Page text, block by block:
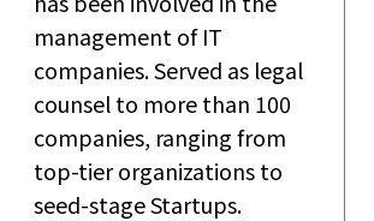
management of IT
companies. Served as legal
counsel to more than 100
companies, ranging from
top-tier organizations to
seed-stage Startups.